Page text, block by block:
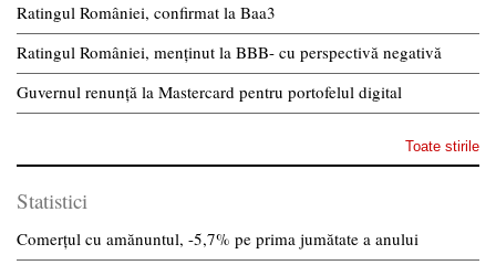
Ratingul României, confirmat la Baa3
Ratingul României, menținut la BBB- cu perspectivă negativă
Guvernul renunță la Mastercard pentru portofelul digital
Toate stirile
Statistici
Comerțul cu amănuntul, -5,7% pe prima jumătate a anului